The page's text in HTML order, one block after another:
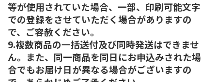
等が使用されていた場合、一部、印刷可能文字
での登録をさせていただく場合がありますの
で、ご容赦ください。
9.複数商品の一括送付及び同時発送はできませ
ん。また、同一商品を同日にお申込みされた場
合でもお届け日が異なる場合がございますの